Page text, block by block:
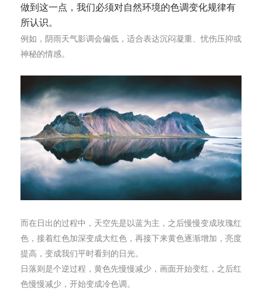
做到这一点，我们必须对自然环境的色调变化规律有
所认识。
例如，阴雨天气影调会偏低，适合表达沉闷凝重、忧伤压抑或
神秘的情感。
而在日出的过程中，天空先是以蓝为主，之后慢慢变成玫瑰红
色，接着红色加深变成大红色，再接下来黄色逐渐增加，亮度
提高，变成我们平时看到的日光。
日落则是个逆过程，黄色先慢慢减少，画面开始变红，之后红
色慢慢减少，开始变成冷色调。